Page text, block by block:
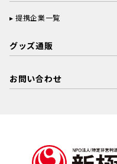
提携企業一覧
グッズ通販
お問い合わせ